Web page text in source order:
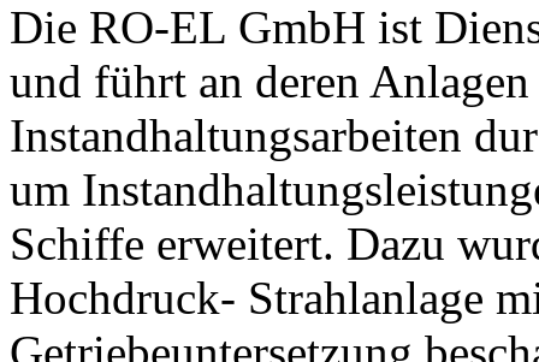
Die RO-EL GmbH ist
und führt an deren
Instandhaltungsarbeiten
um
Schiffe erweitert. Dazu
Hochdruck- Strahlanlage